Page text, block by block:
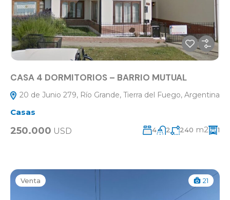
CASA 4 DORMITORIOS – BARRIO MUTUAL
20 de Junio 279, Río Grande, Tierra del Fuego, Argentina
Casas
250.000 USD 4 2 240 m2 1
Venta 21